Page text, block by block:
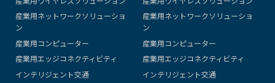
産業用ネットワークソリューショ
ン
産業用コンピューター
産業用エッジコネクティビティ
インテリジェント交通
産業用ネットワークソリューショ
ン
産業用コンピューター
産業用エッジコネクティビティ
インテリジェント交通